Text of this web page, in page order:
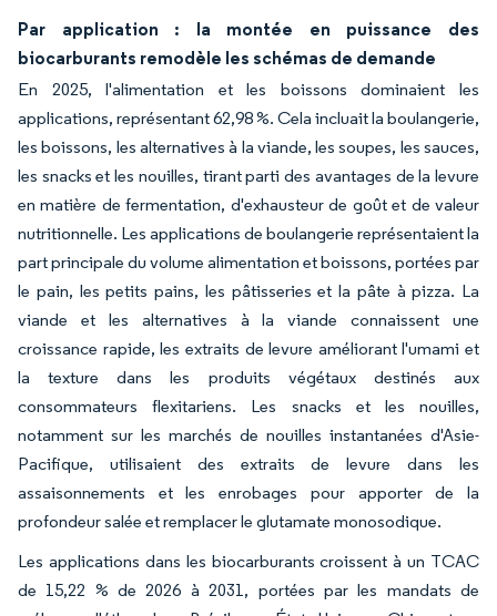
Par application : la montée en puissance des
biocarburants remodèle les schémas de demande
En 2025, l'alimentation et les boissons dominaient les
applications, représentant 62,98 %. Cela incluait la boulangerie,
les boissons, les alternatives à la viande, les soupes, les sauces,
les snacks et les nouilles, tirant parti des avantages de la levure
en matière de fermentation, d'exhausteur de goût et de valeur
nutritionnelle. Les applications de boulangerie représentaient la
part principale du volume alimentation et boissons, portées par
le pain, les petits pains, les pâtisseries et la pâte à pizza. La
viande et les alternatives à la viande connaissent une
croissance rapide, les extraits de levure améliorant l'umami et
la texture dans les produits végétaux destinés aux
consommateurs flexitariens. Les snacks et les nouilles,
notamment sur les marchés de nouilles instantanées d'Asie-
Pacifique, utilisaient des extraits de levure dans les
assaisonnements et les enrobages pour apporter de la
profondeur salée et remplacer le glutamate monosodique.
Les applications dans les biocarburants croissent à un TCAC
de 15,22 % de 2026 à 2031, portées par les mandats de